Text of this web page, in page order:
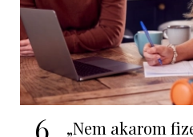
6
„Nem akarom